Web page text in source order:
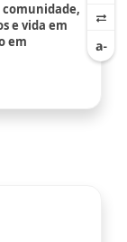
comunidade,
e vida em
em